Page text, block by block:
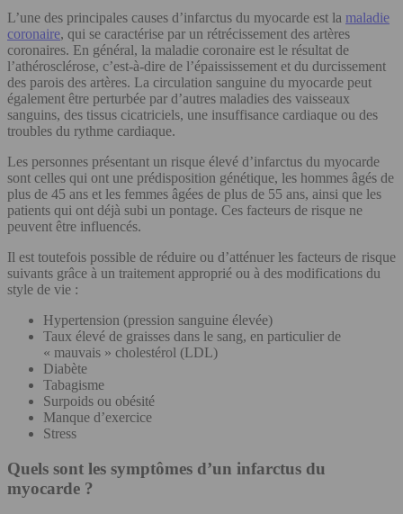
L’une des principales causes d’infarctus du myocarde est la maladie
coronaire, qui se caractérise par un rétrécissement des artères
coronaires. En général, la maladie coronaire est le résultat de
l’athérosclérose, c’est-à-dire de l’épaississement et du durcissement
des parois des artères. La circulation sanguine du myocarde peut
également être perturbée par d’autres maladies des vaisseaux
sanguins, des tissus cicatriciels, une insuffisance cardiaque ou des
troubles du rythme cardiaque.
Les personnes présentant un risque élevé d’infarctus du myocarde
sont celles qui ont une prédisposition génétique, les hommes âgés de
plus de 45 ans et les femmes âgées de plus de 55 ans, ainsi que les
patients qui ont déjà subi un pontage. Ces facteurs de risque ne
peuvent être influencés.
Il est toutefois possible de réduire ou d’atténuer les facteurs de risque
suivants grâce à un traitement approprié ou à des modifications du
style de vie :
Hypertension (pression sanguine élevée)
Taux élevé de graisses dans le sang, en particulier de
« mauvais » cholestérol (LDL)
Diabète
Tabagisme
Surpoids ou obésité
Manque d’exercice
Stress
Quels sont les symptômes d’un infarctus du
myocarde ?